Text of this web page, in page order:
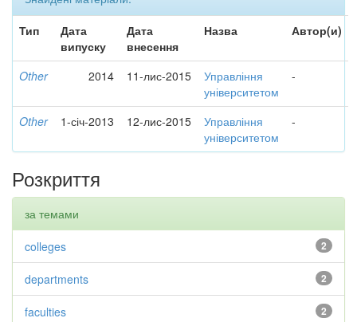
Тип
Дата
випуску
Дата
внесення
Назва Автор(и)
Other 2014 11-лис-2015
Управління
університетом
-
Other 1-січ-2013 12-лис-2015
Управління
університетом
-
Розкриття
за темами
2
colleges
2
departments
2
faculties